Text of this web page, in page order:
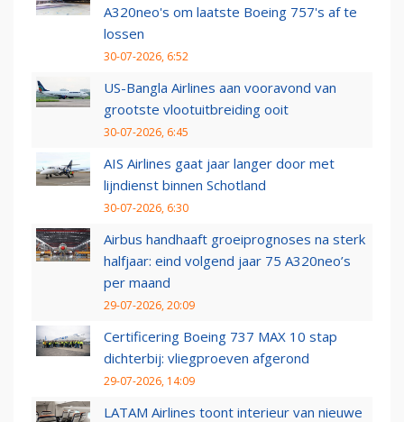
A320neo's om laatste Boeing 757's af te
lossen
30-07-2026, 6:52
US-Bangla Airlines aan vooravond van
grootste vlootuitbreiding ooit
30-07-2026, 6:45
AIS Airlines gaat jaar langer door met
lijndienst binnen Schotland
30-07-2026, 6:30
Airbus handhaaft groeiprognoses na sterk
halfjaar: eind volgend jaar 75 A320neo’s
per maand
29-07-2026, 20:09
Certificering Boeing 737 MAX 10 stap
dichterbij: vliegproeven afgerond
29-07-2026, 14:09
LATAM Airlines toont interieur van nieuwe